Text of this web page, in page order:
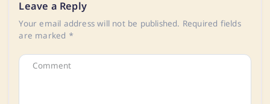
Leave a Reply
Your email address will not be published. Required fields
are marked *